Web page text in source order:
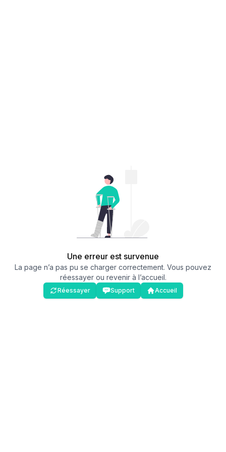
Une erreur est survenue
La page n’a pas pu se charger correctement. Vous pouvez
réessayer ou revenir à l’accueil.
Réessayer Support Accueil